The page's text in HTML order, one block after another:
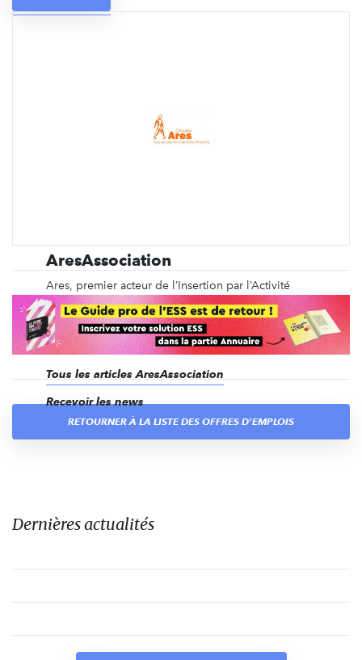
AresAssociation
Ares, premier acteur de l’Insertion par l’Activité
Economique en Ile-de-France, accompagne chaque
année depuis une vingtaine d’années maintenant,
plus de 450 personnes en situation d’exclusion vers
l’emploi et une stabilité retrouvée.
Tous les articles AresAssociation
Recevoir les news
RETOURNER À LA LISTE DES OFFRES D'EMPLOIS
Dernières actualités